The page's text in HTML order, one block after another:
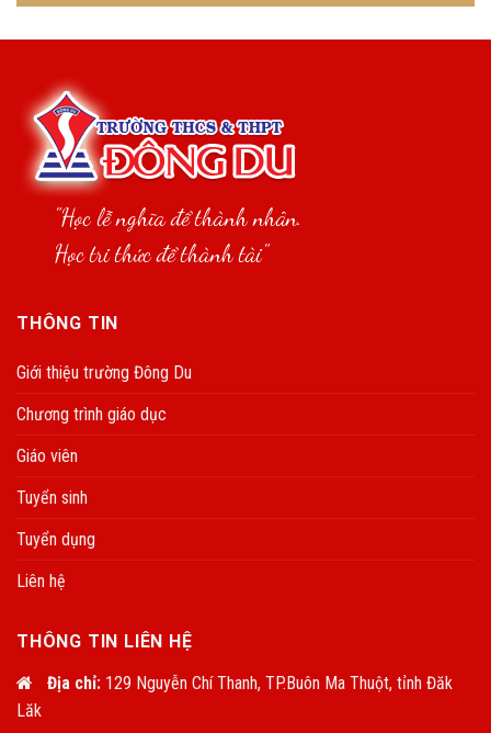
"Học lễ nghĩa để thành nhân.
Học tri thức để thành tài"
THÔNG TIN
Giới thiệu trường Đông Du
Chương trình giáo dục
Giáo viên
Tuyển sinh
Tuyển dụng
Liên hệ
THÔNG TIN LIÊN HỆ
Địa chỉ: 129 Nguyễn Chí Thanh, TP.Buôn Ma Thuột, tỉnh Đăk
Lăk